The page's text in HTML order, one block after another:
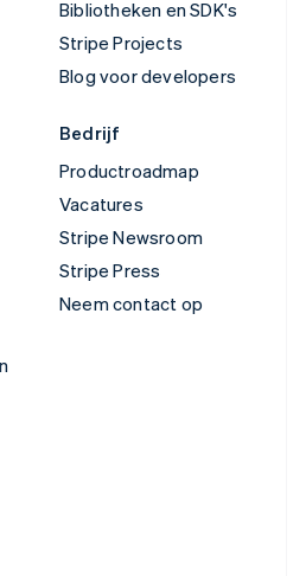
Bibliotheken en SDK's
Stripe Projects
Blog voor developers
Bedrijf
Productroadmap
Vacatures
Stripe Newsroom
Stripe Press
Neem contact op